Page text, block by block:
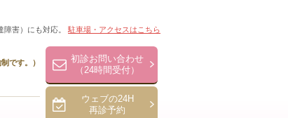
害）にも対応。 駐車場・アクセスはこちら
です。）
初診お問い合わせ
（24時間受付）
ウェブの24H
再診予約